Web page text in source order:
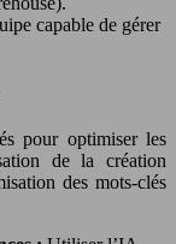
capable de gérer
pour optimiser les
de la création
des mots-clés